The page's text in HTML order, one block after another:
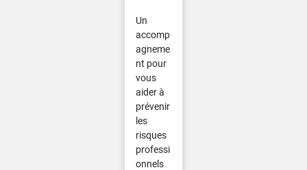
Un
accomp
agneme
nt pour
vous
aider à
prévenir
les
risques
professi
onnels